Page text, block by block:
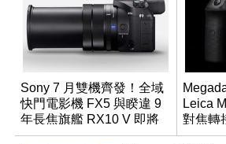
Sony 7 月雙機齊發！全域
快門電影機 FX5 與睽違 9
年長焦旗艦 RX10 V 即將
登場
Leica
對焦轉